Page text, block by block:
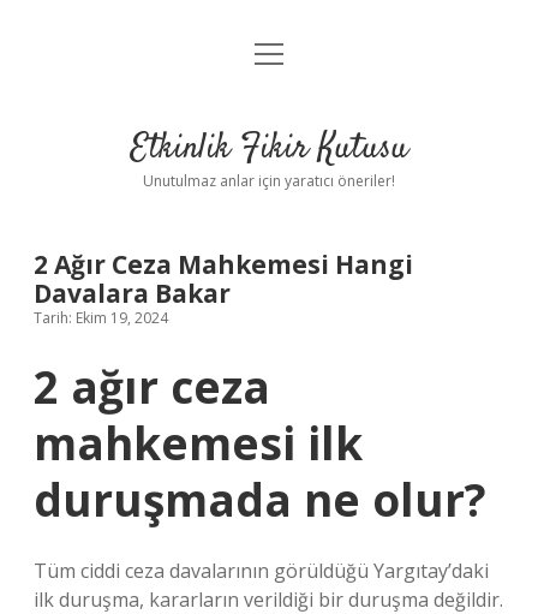
Anasayfa
Yasal Uyarı
menüyü
Etkinlik Fikir Kutusu
Unutulmaz anlar için yaratıcı öneriler!
2 Ağır Ceza Mahkemesi Hangi
Davalara Bakar
Tarih: Ekim 19, 2024
2 ağır ceza
mahkemesi ilk
duruşmada ne olur?
Tüm ciddi ceza davalarının görüldüğü Yargıtay’daki
ilk duruşma, kararların verildiği bir duruşma değildir.